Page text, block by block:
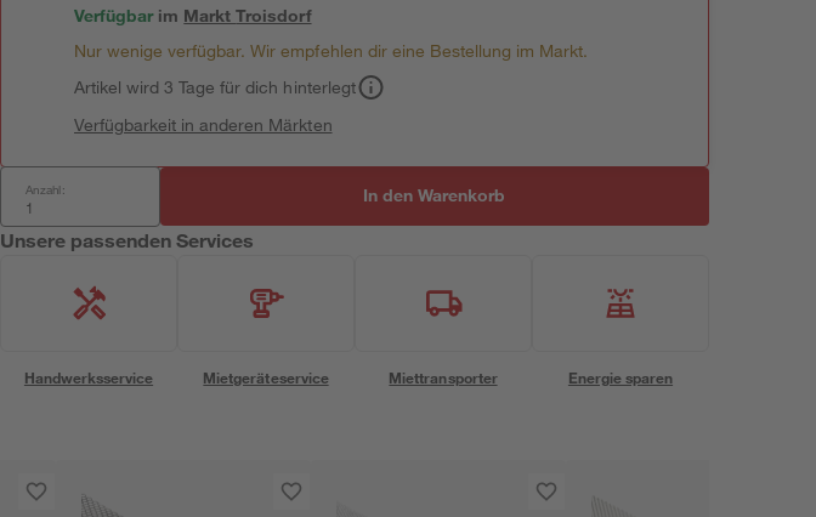
Verfügbar im MarktTroisdorf
Nur wenige verfügbar. Wir empfehlen dir eine Bestellung im Markt.
Artikel wird 3 Tage für dich hinterlegt
Verfügbarkeit in anderen Märkten
Anzahl: In den Warenkorb
Unsere passenden Services
Handwerksservice Mietgeräteservice Miettransporter Energie sparen